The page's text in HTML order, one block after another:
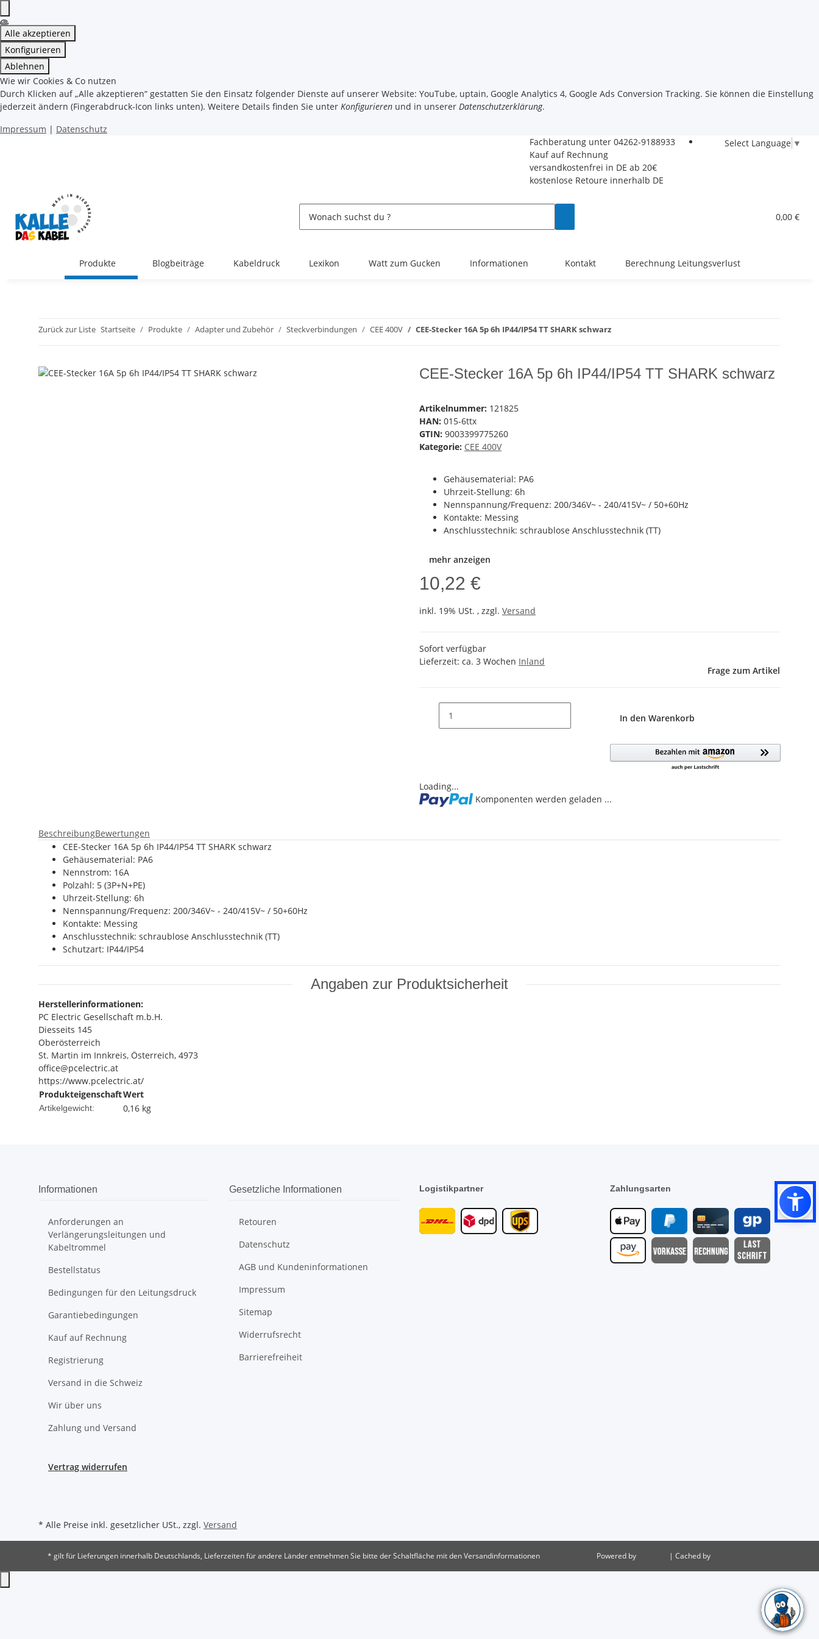
Alle akzeptieren
Konfigurieren
Ablehnen
Wie wir Cookies & Co nutzen
Durch Klicken auf „Alle akzeptieren“ gestatten Sie den Einsatz folgender Dienste auf unserer Website: YouTube, uptain, Google Analytics 4, Google Ads Conversion Tracking. Sie können die Einstellung
jederzeit ändern (Fingerabdruck-Icon links unten). Weitere Details finden Sie unter Konfigurieren und in unserer Datenschutzerklärung.
Impressum | Datenschutz
Fachberatung unter 04262-9188933
Kauf auf Rechnung
versandkostenfrei in DE ab 20€
kostenlose Retoure innerhalb DE
Select Language ▼
0,00 €
Produkte Blogbeiträge Kabeldruck Lexikon Watt zum Gucken Informationen Kontakt Berechnung Leitungsverlust
Zurück zur Liste Startseite Produkte Adapter und Zubehör Steckverbindungen CEE 400V CEE-Stecker 16A 5p 6h IP44/IP54 TT SHARK schwarz
CEE-Stecker 16A 5p 6h IP44/IP54 TT SHARK schwarz
Artikelnummer: 121825
HAN: 015-6ttx
GTIN: 9003399775260
Kategorie: CEE 400V
Gehäusematerial: PA6
Uhrzeit-Stellung: 6h
Nennspannung/Frequenz: 200/346V~ - 240/415V~ / 50+60Hz
Kontakte: Messing
Anschlusstechnik: schraublose Anschlusstechnik (TT)
mehr anzeigen
10,22 €
inkl. 19% USt. , zzgl. Versand
Sofort verfügbar
Lieferzeit: ca. 3 Wochen Inland
Frage zum Artikel
In den Warenkorb
Loading...
Komponenten werden geladen ...
BeschreibungBewertungen
CEE-Stecker 16A 5p 6h IP44/IP54 TT SHARK schwarz
Gehäusematerial: PA6
Nennstrom: 16A
Polzahl: 5 (3P+N+PE)
Uhrzeit-Stellung: 6h
Nennspannung/Frequenz: 200/346V~ - 240/415V~ / 50+60Hz
Kontakte: Messing
Anschlusstechnik: schraublose Anschlusstechnik (TT)
Schutzart: IP44/IP54
Angaben zur Produktsicherheit
Herstellerinformationen:
PC Electric Gesellschaft m.b.H.
Diesseits 145
Oberösterreich
St. Martin im Innkreis, Österreich, 4973
office@pcelectric.at
https://www.pcelectric.at/
ProdukteigenschaftWert
Artikelgewicht: 0,16 kg
Informationen
Anforderungen an
Verlängerungsleitungen und
Kabeltrommel
Bestellstatus
Bedingungen für den Leitungsdruck
Garantiebedingungen
Kauf auf Rechnung
Registrierung
Versand in die Schweiz
Wir über uns
Zahlung und Versand
Gesetzliche Informationen
Retouren
Datenschutz
AGB und Kundeninformationen
Impressum
Sitemap
Widerrufsrecht
Barrierefreiheit
Logistikpartner Zahlungsarten
Vertrag widerrufen
* Alle Preise inkl. gesetzlicher USt., zzgl. Versand
* gilt für Lieferungen innerhalb Deutschlands, Lieferzeiten für andere Länder entnehmen Sie bitte der Schaltfläche mit den Versandinformationen Powered by | Cached by